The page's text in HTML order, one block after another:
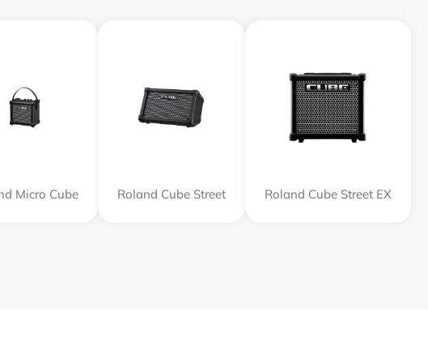
Micro Cube Roland Cube Street Roland Cube Street EX